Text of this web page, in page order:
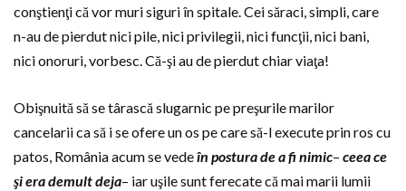
conştienţi că vor muri siguri în spitale. Cei săraci, simpli, care
n-au de pierdut nici pile, nici privilegii, nici funcţii, nici bani,
nici onoruri, vorbesc. Că-şi au de pierdut chiar viaţa!
Obişnuită să se târască slugarnic pe preşurile marilor
cancelarii ca să i se ofere un os pe care să-l execute prin ros cu
patos, România acum se vedeîn postura de a fi nimic– ceea ce
şi erademult deja– iar uşile sunt ferecate că mai marii lumii